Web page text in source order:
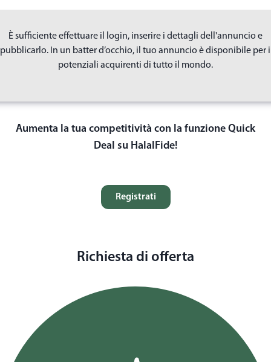
È sufficiente effettuare il login, inserire i dettagli dell'annuncio e
pubblicarlo. In un batter d’occhio, il tuo annuncio è disponibile per i
potenziali acquirenti di tutto il mondo.
Aumenta la tua competitività con la funzione Quick
Deal su HalalFide!
Registrati
Richiesta di offerta